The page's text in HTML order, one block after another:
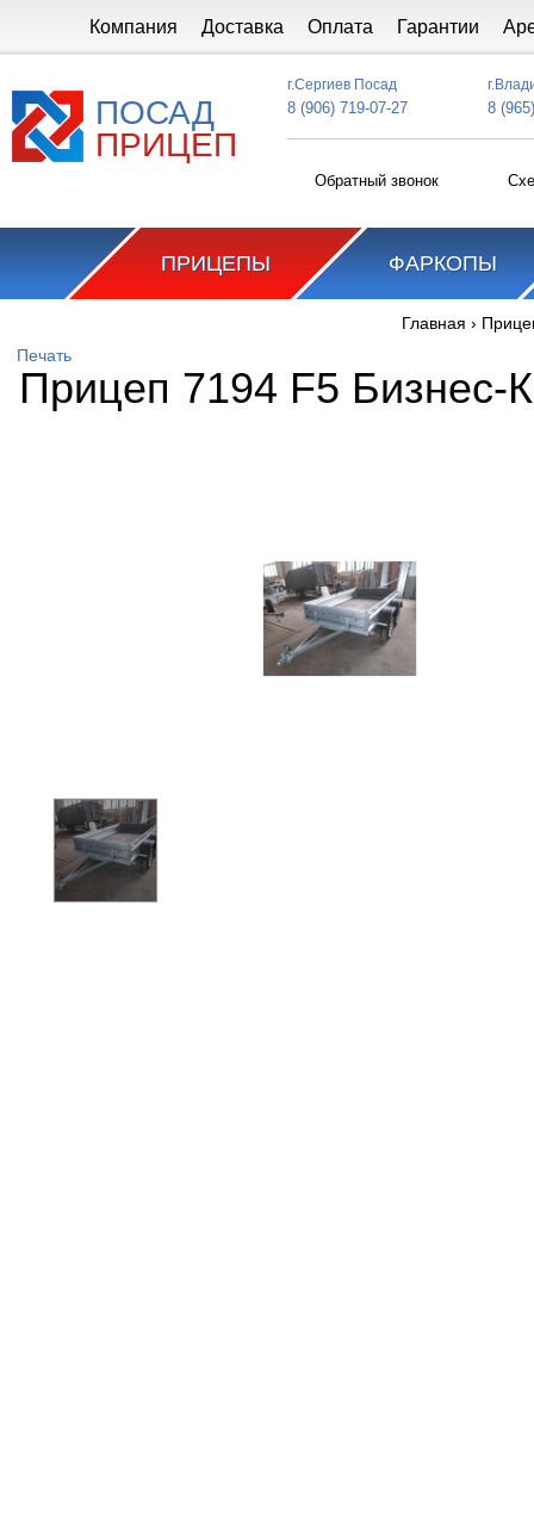
Компания Доставка Оплата Гарантии
ПОСАД
ПРИЦЕП
г.Сергиев Посад
8 (906) 719-07-27 8
Обратный звонок
ПРИЦЕПЫ ФАРКОПЫ
Главная ›
Печать
Прицеп 7194 F5 Бизнес-